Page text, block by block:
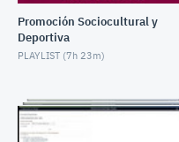
CINCO
NOVEMBER 1,
NOVEMBER 18,
Centenario
Promoción Sociocultural y
Deportiva
PLAYLIST (7h 23m)